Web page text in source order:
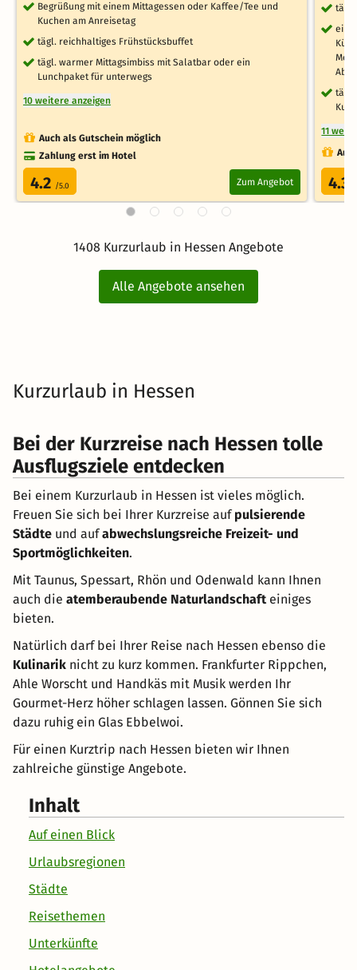
Begrüßung mit einem Mittagessen oder Kaffee/Tee und
Kuchen am Anreisetag
tägl. reichhaltiges Frühstücksbuffet
tägl. warmer Mittagsimbiss mit Salatbar oder ein
Lunchpaket für unterwegs
10 weitere anzeigen
Auch als Gutschein möglich
Zahlung erst im Hotel
4.2 /5.0 Zum Angebot
11
4.3
1408 Kurzurlaub in Hessen Angebote
Alle Angebote ansehen
Kurzurlaub in Hessen
Bei der Kurzreise nach Hessen tolle
Ausflugsziele entdecken
Bei einem Kurzurlaub in Hessen ist vieles möglich.
Freuen Sie sich bei Ihrer Kurzreise aufpulsierende
Städte und aufabwechslungsreiche Freizeit- und
Sportmöglichkeiten.
Mit Taunus, Spessart, Rhön und Odenwald kann Ihnen
auch die atemberaubende Naturlandschafteiniges
bieten.
Natürlich darf bei Ihrer Reise nach Hessen ebenso die
Kulinarik nicht zu kurz kommen. Frankfurter Rippchen,
Ahle Worscht und Handkäs mit Musik werden Ihr
Gourmet-Herz höher schlagen lassen. Gönnen Sie sich
dazu ruhig ein Glas Ebbelwoi.
Für einen Kurztrip nach Hessen bieten wir Ihnen
zahlreiche günstige Angebote.
Inhalt
Auf einen Blick
Urlaubsregionen
Städte
Reisethemen
Unterkünfte